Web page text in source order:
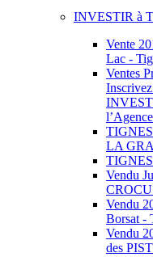
INVESTIR à
Vente
Lac -
Ventes
LA
Vendu
Vendu
Borsat -
Vendu
des